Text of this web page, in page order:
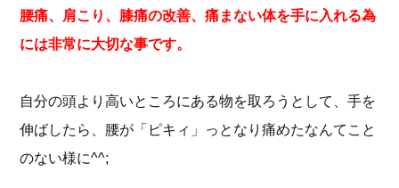
腰痛、肩こり、膝痛の改善、痛まない体を手に入れる為
には非常に大切な事です。
自分の頭より高いところにある物を取ろうとして、手を
伸ばしたら、腰が「ピキィ」っとなり痛めたなんてこと
のない様に^^;